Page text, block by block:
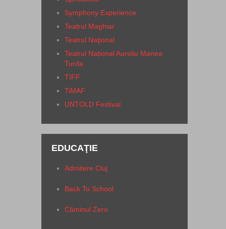
Symphony Experience
Teatrul Maghiar
Teatrul Naţional
Teatrul Național Aureliu Manea
Turda
TIFF
TiMAF
UNTOLD Festival
EDUCAŢIE
Admitere Cluj
Back To School
Căminul Zero